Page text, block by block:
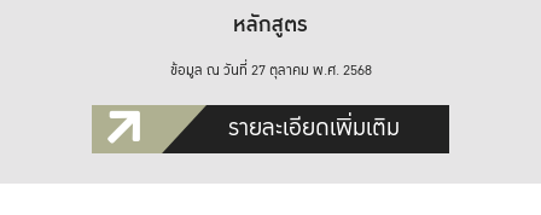
หลักสูตร
ข้อมูล ณ วันที่ 27 ตุลาคม พ.ศ. 2568
รายละเอียดเพิ่มเติม